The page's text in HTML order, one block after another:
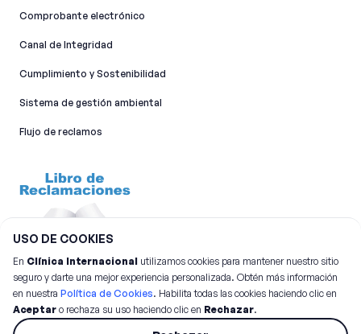
Comprobante electrónico
Canal de Integridad​
Cumplimiento y Sostenibilidad
Sistema de gestión ambiental
Flujo de reclamos
©2026Clínica Internacional.
Todos los derechos reservados
USO DE COOKIES
En Clínica Internacional utilizamos cookies para mantener nuestro sitio
seguro y darte una mejor experiencia personalizada. Obtén más información
en nuestra Política de Cookies. Habilita todas las cookies haciendo clic en
Aceptar o rechaza su uso haciendo clic en Rechazar.